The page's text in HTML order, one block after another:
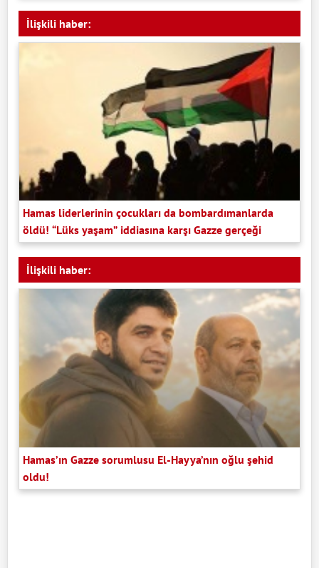
İlişkili haber:
Hamas liderlerinin çocukları da bombardımanlarda
öldü! “Lüks yaşam” iddiasına karşı Gazze gerçeği
İlişkili haber:
Hamas’ın Gazze sorumlusu El-Hayya’nın oğlu şehid
oldu!